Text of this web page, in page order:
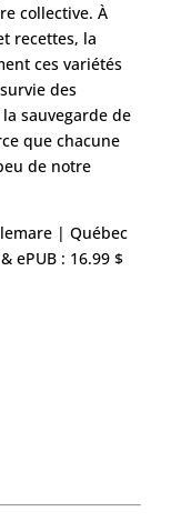
collective. À
recettes, la
ces variétés
des
sauvegarde de
que chacune
de notre
| Québec
ePUB : 16.99 $